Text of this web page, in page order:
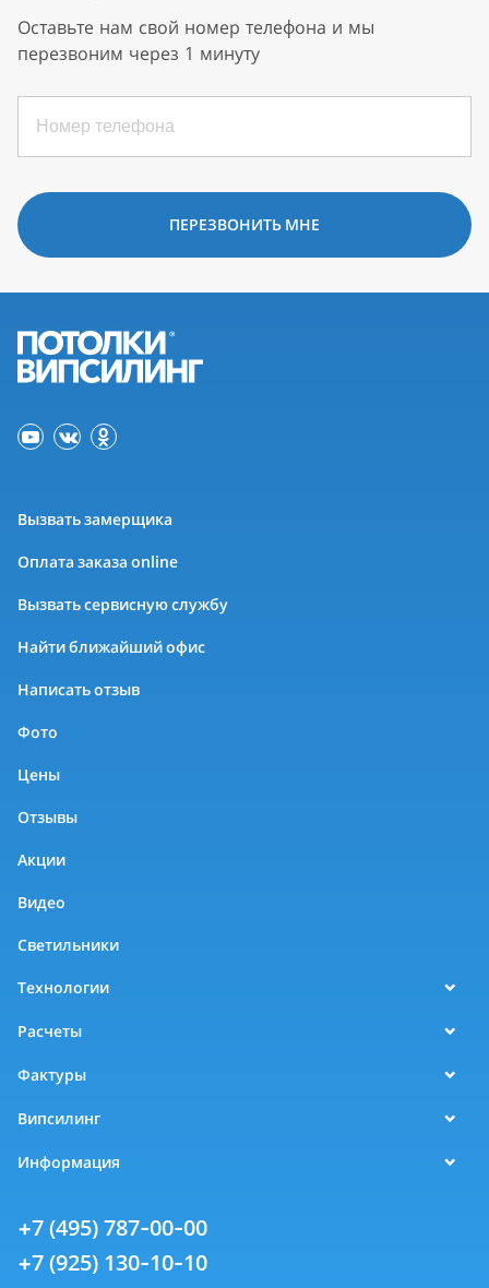
Оставьте нам свой номер телефона и мы
перезвоним через 1 минуту
ПЕРЕЗВОНИТЬ МНЕ
Вызвать замерщика
Оплата заказа online
Вызвать сервисную службу
Найти ближайший офис
Написать отзыв
Фото
Цены
Отзывы
Акции
Видео
Светильники
Технологии
Расчеты
Фактуры
Випсилинг
Информация
+7 (495) 787-00-00
+7 (925) 130-10-10